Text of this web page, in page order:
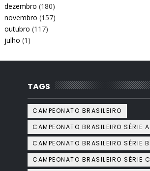
dezembro (180)
novembro (157)
outubro (117)
julho (1)
TAGS
CAMPEONATO BRASILEIRO
CAMPEONATO BRASILEIRO SÉRIE A
CAMPEONATO BRASILEIRO SÉRIE B
CAMPEONATO BRASILEIRO SÉRIE C